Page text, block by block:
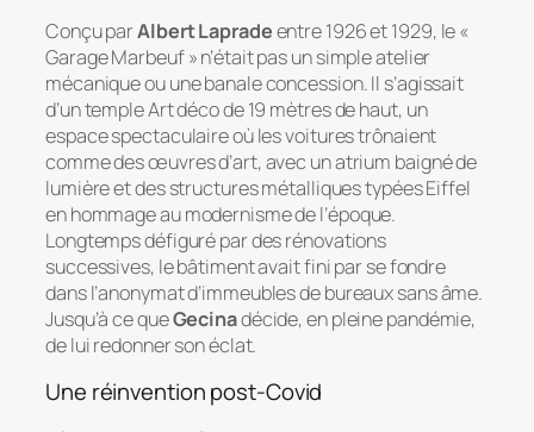
Conçu parAlbert Lapradeentre 1926 et 1929, le «
Garage Marbeuf » n’était pas un simple atelier
mécanique ou une banale concession. Il s’agissait
d’un temple Art déco de 19 mètres de haut, un
espace spectaculaire où les voitures trônaient
comme des œuvres d’art, avec un atrium baigné de
lumière et des structures métalliques typées Eiffel
en hommage au modernisme de l’époque.
Longtemps défiguré par des rénovations
successives, le bâtiment avait fini par se fondre
dans l’anonymat d’immeubles de bureaux sans âme.
Jusqu’à ce queGecinadécide, en pleine pandémie,
de lui redonner son éclat.
Une réinvention post-Covid